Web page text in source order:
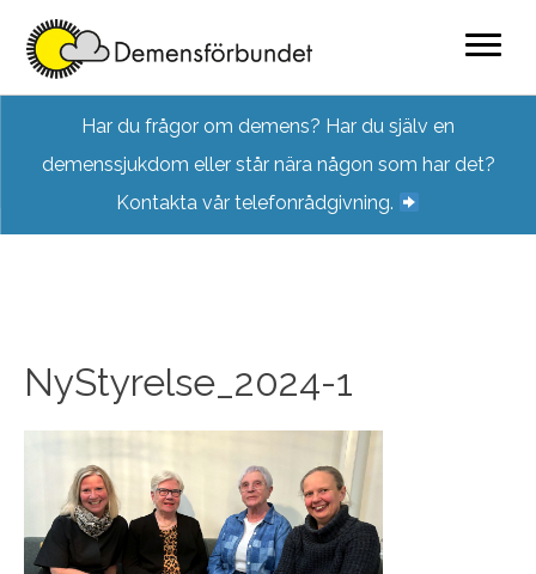
content
Har du frågor om demens? Har du själv en
demenssjukdom eller står nära någon som har det?
Kontakta vår telefonrådgivning.
NyStyrelse_2024-1